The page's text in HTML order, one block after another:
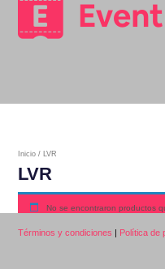
Inicio / LVR
LVR
No se encontraron productos
Términos y condiciones | Política de